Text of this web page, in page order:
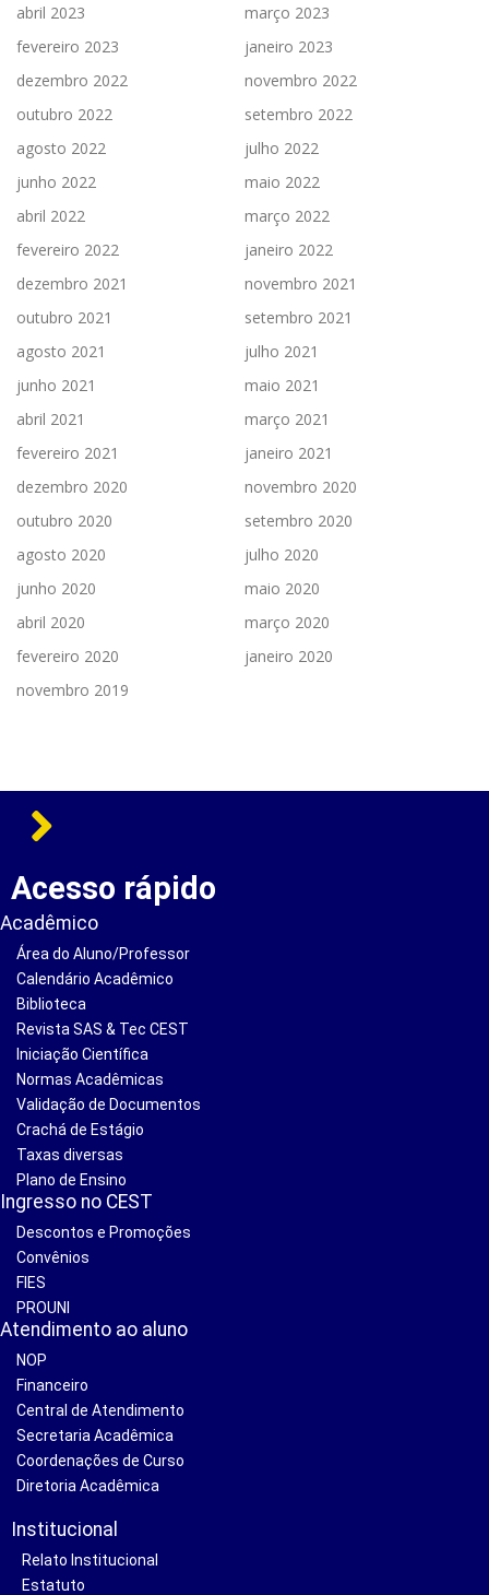
abril 2023
março 2023
fevereiro 2023
janeiro 2023
dezembro 2022
novembro 2022
outubro 2022
setembro 2022
agosto 2022
julho 2022
junho 2022
maio 2022
abril 2022
março 2022
fevereiro 2022
janeiro 2022
dezembro 2021
novembro 2021
outubro 2021
setembro 2021
agosto 2021
julho 2021
junho 2021
maio 2021
abril 2021
março 2021
fevereiro 2021
janeiro 2021
dezembro 2020
novembro 2020
outubro 2020
setembro 2020
agosto 2020
julho 2020
junho 2020
maio 2020
abril 2020
março 2020
fevereiro 2020
janeiro 2020
novembro 2019
Acesso rápido
Acadêmico
Área do Aluno/Professor
Calendário Acadêmico
Biblioteca
Revista SAS & Tec CEST
Iniciação Científica
Normas Acadêmicas
Validação de Documentos
Crachá de Estágio
Taxas diversas
Plano de Ensino
Ingresso no CEST
Descontos e Promoções
Convênios
FIES
PROUNI
Atendimento ao aluno
NOP
Financeiro
Central de Atendimento
Secretaria Acadêmica
Coordenações de Curso
Diretoria Acadêmica
Institucional
Relato Institucional
Estatuto